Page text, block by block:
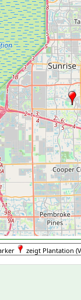
zeigt Plantation